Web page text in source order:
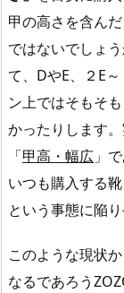
甲の高さを含ん
ではないでしょ
て、DやE、２E
ン上ではそもそ
かったりします
「甲高・幅広 」
いつも購入する
という事態に陥り
このような現状
なるであろう